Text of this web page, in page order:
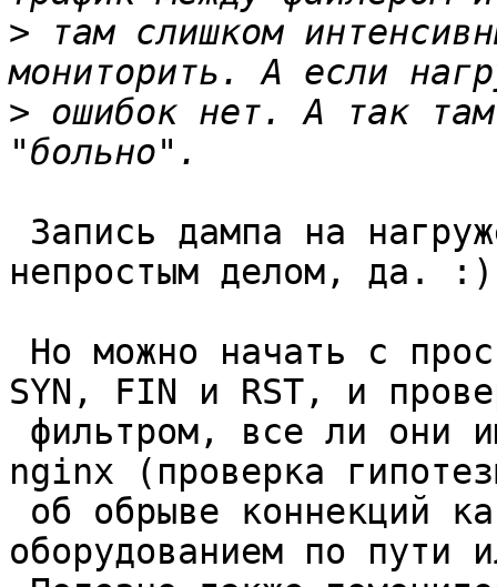
> там слишком
> ошибок нет. А так
непростым делом, да. :)
SYN, FIN и RST, и
nginx (проверка
оборудованием по пути